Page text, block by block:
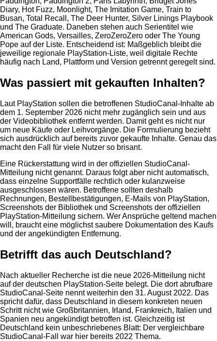
Diary, Hot Fuzz, Moonlight, The Imitation Game, Train to
Busan, Total Recall, The Deer Hunter, Silver Linings Playbook
und The Graduate. Daneben stehen auch Serientitel wie
American Gods, Versailles, ZeroZeroZero oder The Young
Pope auf der Liste. Entscheidend ist: Maßgeblich bleibt die
jeweilige regionale PlayStation-Liste, weil digitale Rechte
häufig nach Land, Plattform und Version getrennt geregelt sind.
Was passiert mit gekauften Inhalten?
Laut PlayStation sollen die betroffenen StudioCanal-Inhalte ab
dem 1. September 2026 nicht mehr zugänglich sein und aus
der Videobibliothek entfernt werden. Damit geht es nicht nur
um neue Käufe oder Leihvorgänge. Die Formulierung bezieht
sich ausdrücklich auf bereits zuvor gekaufte Inhalte. Genau das
macht den Fall für viele Nutzer so brisant.
Eine Rückerstattung wird in der offiziellen StudioCanal-
Mitteilung nicht genannt. Daraus folgt aber nicht automatisch,
dass einzelne Supportfälle rechtlich oder kulanzweise
ausgeschlossen wären. Betroffene sollten deshalb
Rechnungen, Bestellbestätigungen, E-Mails von PlayStation,
Screenshots der Bibliothek und Screenshots der offiziellen
PlayStation-Mitteilung sichern. Wer Ansprüche geltend machen
will, braucht eine möglichst saubere Dokumentation des Kaufs
und der angekündigten Entfernung.
Betrifft das auch Deutschland?
Nach aktueller Recherche ist die neue 2026-Mitteilung nicht
auf der deutschen PlayStation-Seite belegt. Die dort abrufbare
StudioCanal-Seite nennt weiterhin den 31. August 2022. Das
spricht dafür, dass Deutschland in diesem konkreten neuen
Schritt nicht wie Großbritannien, Irland, Frankreich, Italien und
Spanien neu angekündigt betroffen ist. Gleichzeitig ist
Deutschland kein unbeschriebenes Blatt: Der vergleichbare
StudioCanal-Fall war hier bereits 2022 Thema.